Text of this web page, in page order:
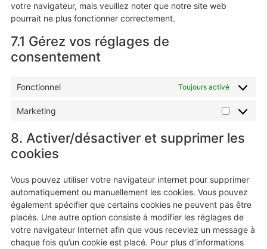
votre navigateur, mais veuillez noter que notre site web
pourrait ne plus fonctionner correctement.
7.1 Gérez vos réglages de
consentement
Fonctionnel Toujours activé
Marketing
8. Activer/désactiver et supprimer les
cookies
Vous pouvez utiliser votre navigateur internet pour supprimer
automatiquement ou manuellement les cookies. Vous pouvez
également spécifier que certains cookies ne peuvent pas être
placés. Une autre option consiste à modifier les réglages de
votre navigateur Internet afin que vous receviez un message à
chaque fois qu’un cookie est placé. Pour plus d’informations